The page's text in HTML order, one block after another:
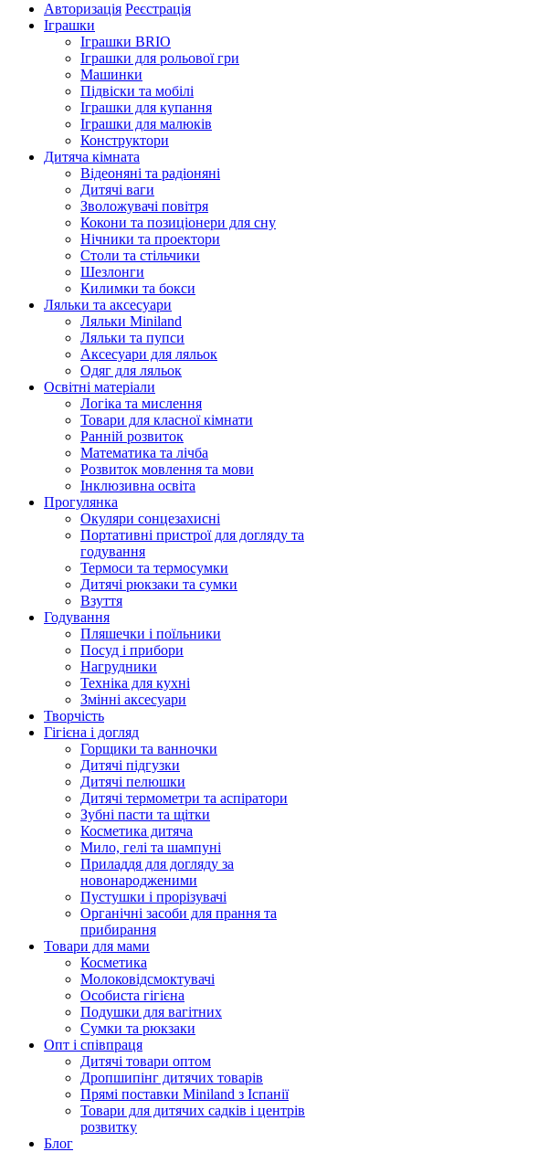
Авторизація Реєстрація
Іграшки
Іграшки BRIO
Іграшки для рольової гри
Машинки
Підвіски та мобілі
Іграшки для купання
Іграшки для малюків
Конструктори
Дитяча кімната
Відеоняні та радіоняні
Дитячі ваги
Зволожувачі повітря
Кокони та позиціонери для сну
Нічники та проектори
Столи та стільчики
Шезлонги
Килимки та бокси
Ляльки та аксесуари
Ляльки Miniland
Ляльки та пупси
Аксесуари для ляльок
Одяг для ляльок
Освітні матеріали
Логіка та мислення
Товари для класної кімнати
Ранній розвиток
Математика та лічба
Розвиток мовлення та мови
Інклюзивна освіта
Прогулянка
Окуляри сонцезахисні
Портативні пристрої для догляду та
годування
Термоси та термосумки
Дитячі рюкзаки та сумки
Взуття
Годування
Пляшечки і поїльники
Посуд і прибори
Нагрудники
Техніка для кухні
Змінні аксесуари
Творчість
Гігієна і догляд
Горщики та ванночки
Дитячі підгузки
Дитячі пелюшки
Дитячі термометри та аспіратори
Зубні пасти та щітки
Косметика дитяча
Мило, гелі та шампуні
Приладдя для догляду за
новонародженими
Пустушки і прорізувачі
Органічні засоби для прання та
прибирання
Товари для мами
Косметика
Молоковідсмоктувачі
Особиста гігієна
Подушки для вагітних
Сумки та рюкзаки
Опт і співпраця
Дитячі товари оптом
Дропшипінг дитячих товарів
Прямі поставки Miniland з Іспанії
Товари для дитячих садків і центрів
розвитку
Блог